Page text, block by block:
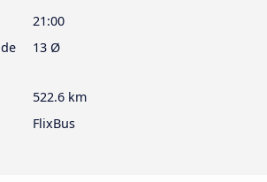
21:00
13 Ø
522.6 km
FlixBus